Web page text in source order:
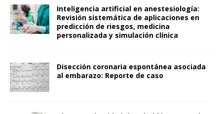
Inteligencia artificial en anestesiología:
Revisión sistemática de aplicaciones en
predicción de riesgos, medicina
personalizada y simulación clínica
Disección coronaria espontánea asociada
al embarazo: Reporte de caso